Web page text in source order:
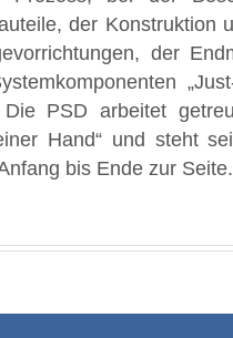
bis Ende zur Seite.